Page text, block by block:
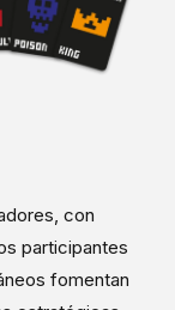
con
participantes
fomentan